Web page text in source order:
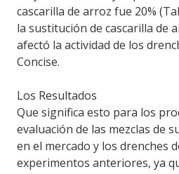
cascarilla de arroz fue 20%
la sustitución de cascarilla de
afectó la actividad de los
Concise.
Los Resultados
Que significa esto para los
evaluación de las mezclas de
en el mercado y los drenches
experimentos anteriores, ya